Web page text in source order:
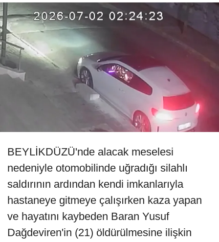
BEYLİKDÜZÜ'nde alacak meselesi
nedeniyle otomobilinde uğradığı silahlı
saldırının ardından kendi imkanlarıyla
hastaneye gitmeye çalışırken kaza yapan
ve hayatını kaybeden Baran Yusuf
Dağdeviren'in (21) öldürülmesine ilişkin